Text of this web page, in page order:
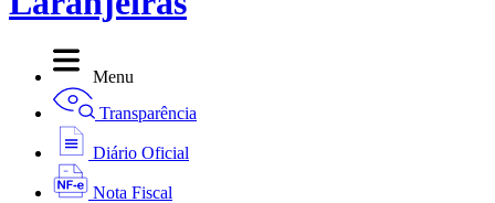
Menu
Transparência
Diário Oficial
Nota Fiscal